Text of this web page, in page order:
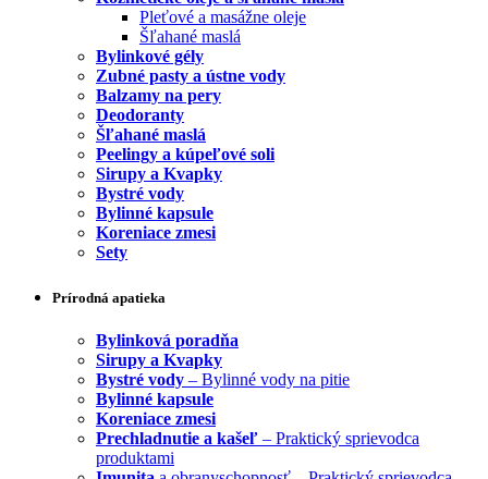
Pleťové a masážne oleje
Šľahané maslá
Bylinkové gély
Zubné pasty a ústne vody
Balzamy na pery
Deodoranty
Šľahané maslá
Peelingy a kúpeľové soli
Sirupy a Kvapky
Bystré vody
Bylinné kapsule
Koreniace zmesi
Sety
Prírodná apatieka
Bylinková poradňa
Sirupy a Kvapky
Bystré vody – Bylinné vody na pitie
Bylinné kapsule
Koreniace zmesi
Prechladnutie a kašeľ – Praktický sprievodca
produktami